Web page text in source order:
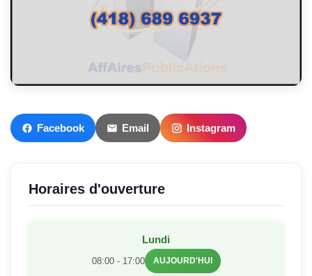
Facebook Email Instagram
Horaires d'ouverture
Lundi
08:00 - 17:00 AUJOURD'HUI